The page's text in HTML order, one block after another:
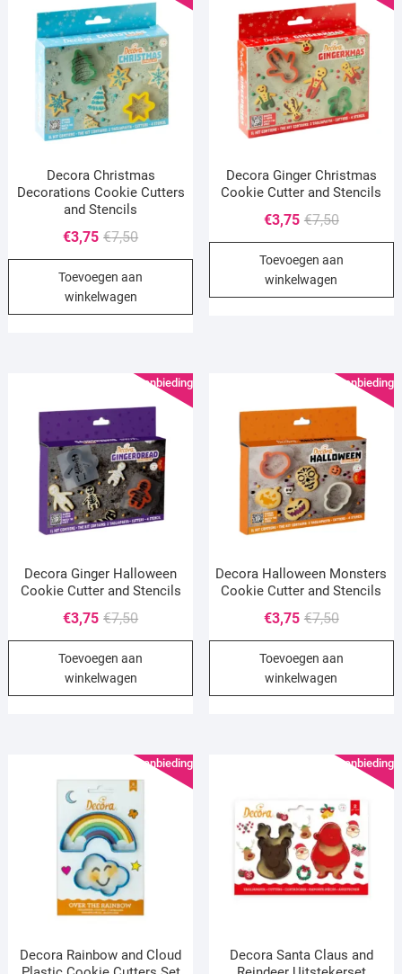
Decora Christmas
Decorations Cookie Cutters
and Stencils
€7,50Oorspronkelijke
prijs
was:
€3,75
Huidige
prijs
is:
Toevoegen aan
winkelwagen
Decora Ginger Christmas
Cookie Cutter and Stencils
€7,50
prijs
was:
€3,75
Huidige
prijs
is:
Toevoegen aan
winkelwagen
Aanbieding!
Decora Ginger Halloween
Cookie Cutter and Stencils
€7,50Oorspronkelijke
prijs
was:
€3,75
Huidige
prijs
is:
Toevoegen aan
winkelwagen
Aanbieding!
Decora Halloween Monsters
Cookie Cutter and Stencils
€7,50
prijs
was:
€3,75
Huidige
prijs
is:
Toevoegen aan
winkelwagen
Aanbieding!
Decora Rainbow and Cloud
Aanbieding!
Decora Santa Claus and